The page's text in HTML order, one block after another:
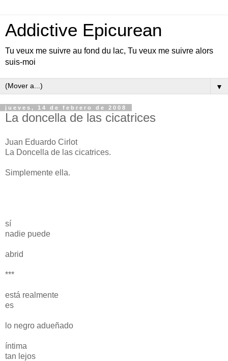
Addictive Epicurean
Tu veux me suivre au fond du lac, Tu veux me suivre alors
suis-moi
▼
jueves, 14 de febrero de 2008
La doncella de las cicatrices
Juan Eduardo Cirlot
La Doncella de las cicatrices.
Simplemente ella.
sí
nadie puede
abrid
***
está realmente
es
lo negro adueñado
íntima
tan lejos